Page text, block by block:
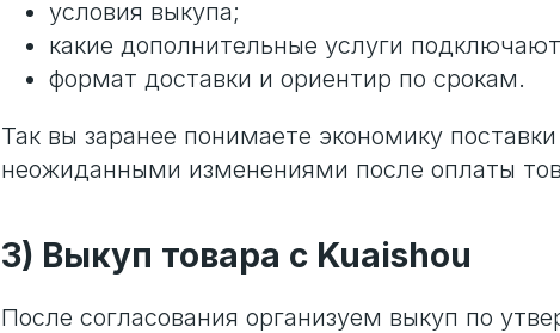
условия выкупа;
какие дополнительные услуги
формат доставки и ориентир по срокам.
Так вы заранее понимаете экономику
неожиданными изменениями после оплаты
3) Выкуп товара с Kuaishou
После согласования организуем выкуп по